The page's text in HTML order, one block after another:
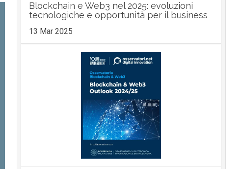
Blockchain e Web3 nel 2025: evoluzioni
tecnologiche e opportunità per il business
13 Mar 2025